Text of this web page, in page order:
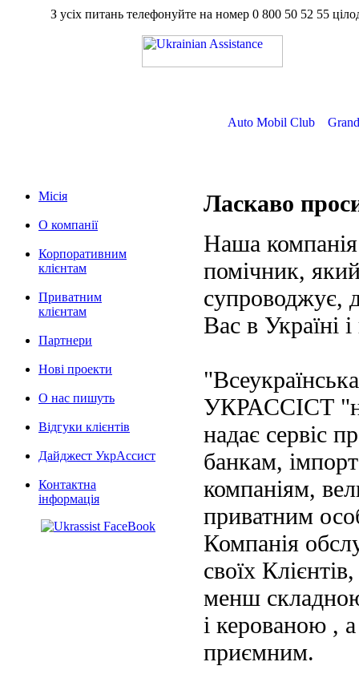
З усіх питань телефонуйте на номер 0 800 50 52 55
Auto Mobil Club
Місія
О компанії
Корпоративним
клієнтам
Приватним
клієнтам
Партнери
Нові проекти
О нас пишуть
Відгуки клієнтів
Дайджест УкрАссист
Контактна
інформація
Ласкаво
Наша
помічник,
супроводжує,
Вас в Україні
УКРАССІСТ
надає сервіс
банкам,
компаніям,
приватним
Компанія
своїх
менш
і керованою ,
приємним.